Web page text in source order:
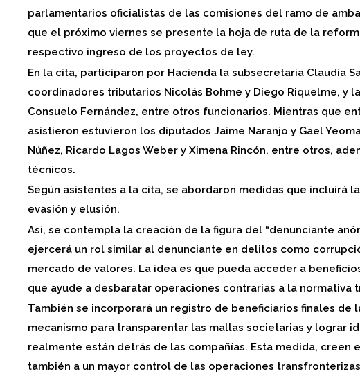
parlamentarios oficialistas de las comisiones del ramo de
que el próximo viernes se presente la hoja de ruta de la
respectivo ingreso de los proyectos de ley.
En la cita, participaron por Hacienda la subsecretaria Claudia
coordinadores tributarios Nicolás Bohme y Diego Riquelme, y
Consuelo Fernández, entre otros funcionarios. Mientras que
asistieron estuvieron los diputados Jaime Naranjo y Gael
Núñez, Ricardo Lagos Weber y Ximena Rincón, entre otros,
técnicos.
Según asistentes a la cita, se abordaron medidas que incluirá
evasión y elusión.
Así, se contempla la creación de la figura del “denunciante
ejercerá un rol similar al denunciante en delitos como
mercado de valores. La idea es que pueda acceder a
que ayude a desbaratar operaciones contrarias a la normativa
También se incorporará un registro de beneficiarios finales de
mecanismo para transparentar las mallas societarias y lograr
realmente están detrás de las compañías. Esta medida, creen
también a un mayor control de las operaciones